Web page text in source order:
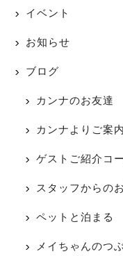
イベント
お知らせ
ブログ
カンナのお友達
カンナよりご案内
ゲストご紹介コ
スタッフからの
ペットと泊まる
メイちゃんのつ